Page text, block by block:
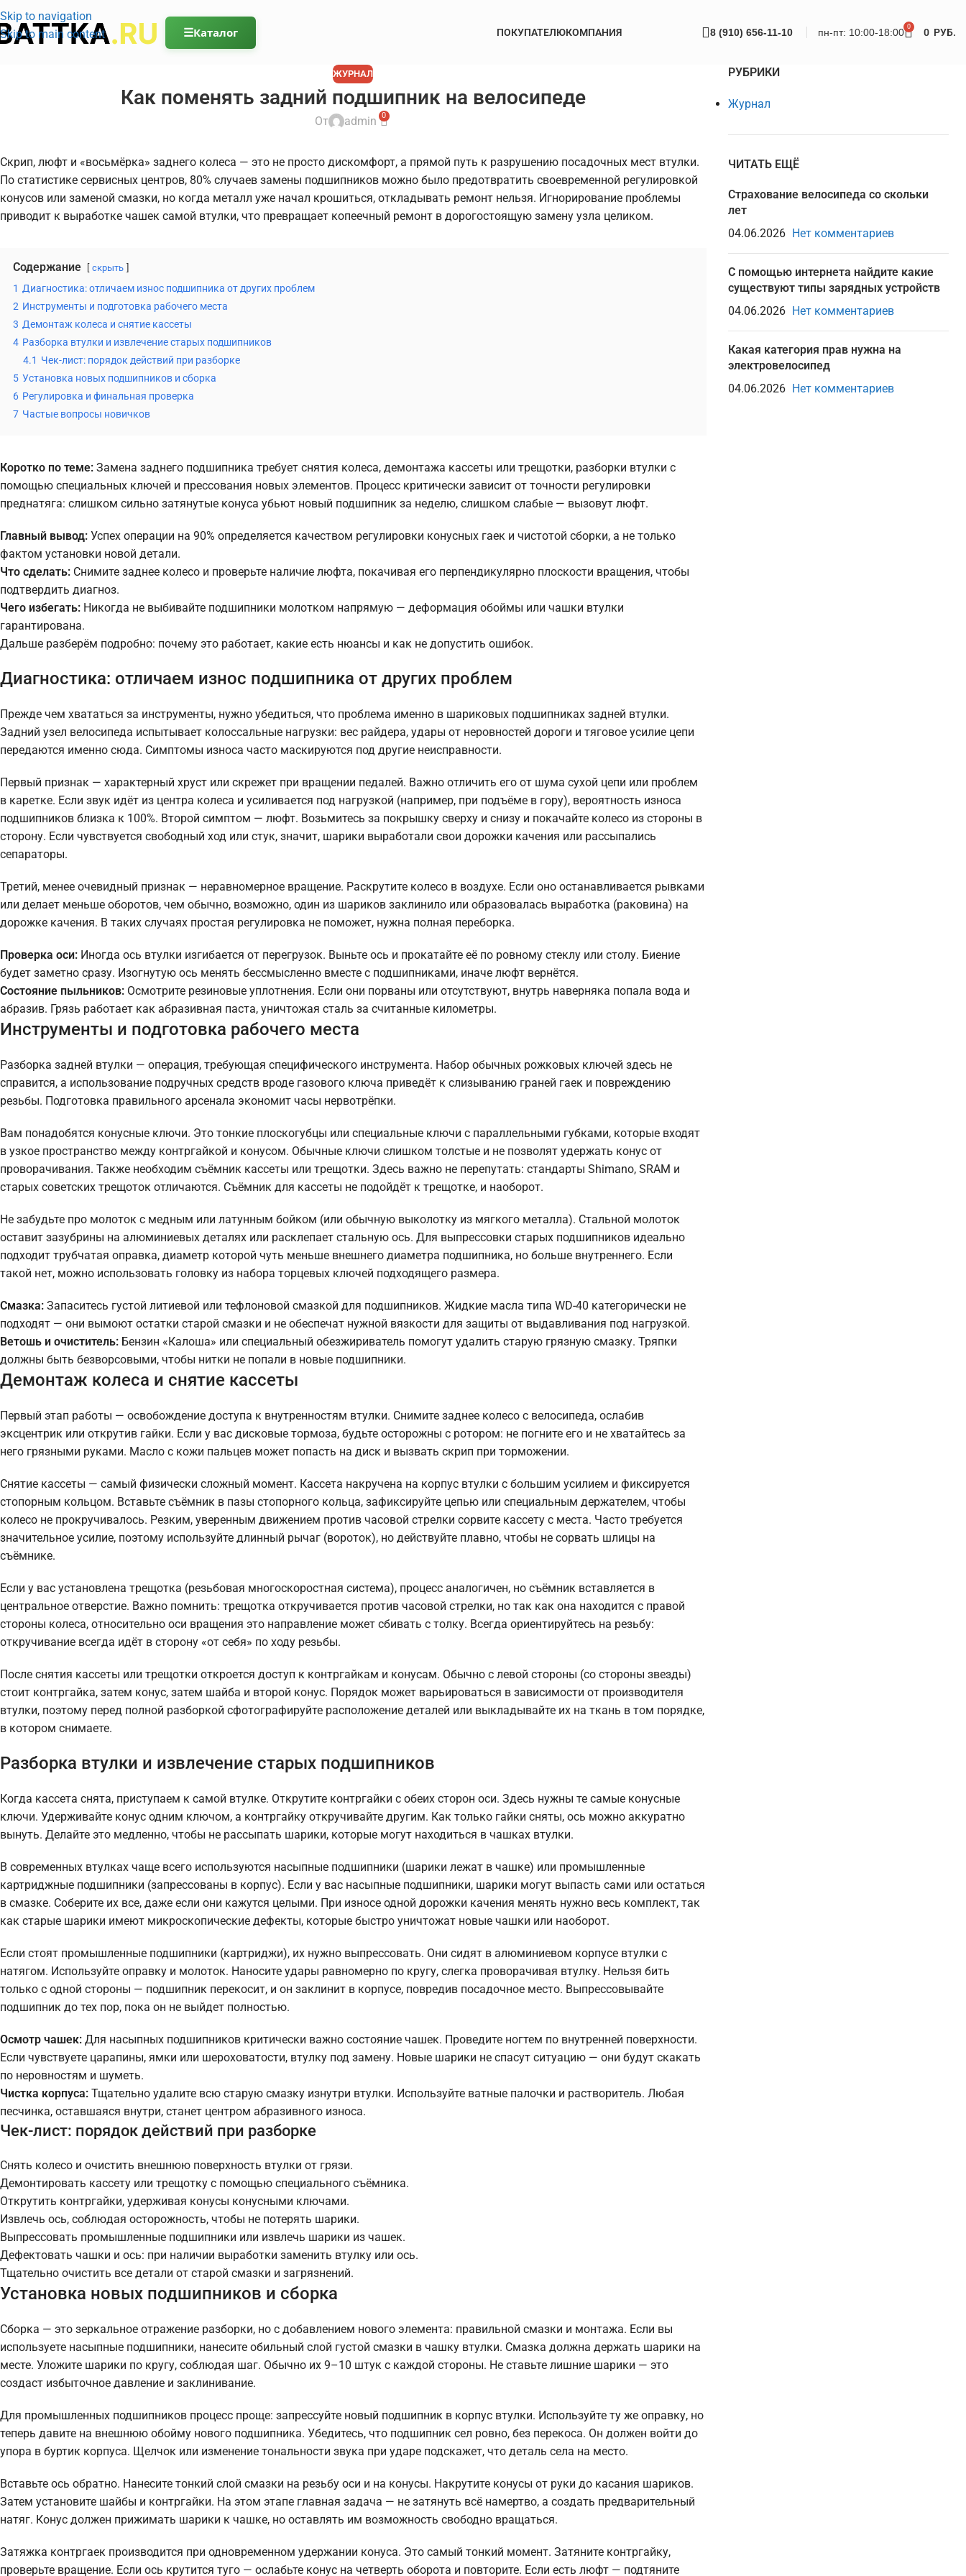
Skip to navigation
Skip to main content
☰Каталог ПОКУПАТЕЛЮКОМПАНИЯ 8 (910) 656-11-10 пн-пт: 10:00-18:00 0 0 РУБ.
ЖУРНАЛ
Как поменять задний подшипник на велосипеде
От admin 0
Скрип, люфт и «восьмёрка» заднего колеса — это не просто дискомфорт, а прямой путь к разрушению посадочных мест втулки.
По статистике сервисных центров, 80% случаев замены подшипников можно было предотвратить своевременной регулировкой
конусов или заменой смазки, но когда металл уже начал крошиться, откладывать ремонт нельзя. Игнорирование проблемы
приводит к выработке чашек самой втулки, что превращает копеечный ремонт в дорогостоящую замену узла целиком.
Содержание скрыть
1 Диагностика: отличаем износ подшипника от других проблем
2 Инструменты и подготовка рабочего места
3 Демонтаж колеса и снятие кассеты
4 Разборка втулки и извлечение старых подшипников
4.1 Чек-лист: порядок действий при разборке
5 Установка новых подшипников и сборка
6 Регулировка и финальная проверка
7 Частые вопросы новичков
Коротко по теме: Замена заднего подшипника требует снятия колеса, демонтажа кассеты или трещотки, разборки втулки с
помощью специальных ключей и прессования новых элементов. Процесс критически зависит от точности регулировки
преднатяга: слишком сильно затянутые конуса убьют новый подшипник за неделю, слишком слабые — вызовут люфт.
Главный вывод: Успех операции на 90% определяется качеством регулировки конусных гаек и чистотой сборки, а не только
фактом установки новой детали.
Что сделать: Снимите заднее колесо и проверьте наличие люфта, покачивая его перпендикулярно плоскости вращения, чтобы
подтвердить диагноз.
Чего избегать: Никогда не выбивайте подшипники молотком напрямую — деформация обоймы или чашки втулки
гарантирована.
Дальше разберём подробно: почему это работает, какие есть нюансы и как не допустить ошибок.
Диагностика: отличаем износ подшипника от других проблем
Прежде чем хвататься за инструменты, нужно убедиться, что проблема именно в шариковых подшипниках задней втулки.
Задний узел велосипеда испытывает колоссальные нагрузки: вес райдера, удары от неровностей дороги и тяговое усилие цепи
передаются именно сюда. Симптомы износа часто маскируются под другие неисправности.
Первый признак — характерный хруст или скрежет при вращении педалей. Важно отличить его от шума сухой цепи или проблем
в каретке. Если звук идёт из центра колеса и усиливается под нагрузкой (например, при подъёме в гору), вероятность износа
подшипников близка к 100%. Второй симптом — люфт. Возьмитесь за покрышку сверху и снизу и покачайте колесо из стороны в
сторону. Если чувствуется свободный ход или стук, значит, шарики выработали свои дорожки качения или рассыпались
сепараторы.
Третий, менее очевидный признак — неравномерное вращение. Раскрутите колесо в воздухе. Если оно останавливается рывками
или делает меньше оборотов, чем обычно, возможно, один из шариков заклинило или образовалась выработка (раковина) на
дорожке качения. В таких случаях простая регулировка не поможет, нужна полная переборка.
Проверка оси: Иногда ось втулки изгибается от перегрузок. Выньте ось и прокатайте её по ровному стеклу или столу. Биение
будет заметно сразу. Изогнутую ось менять бессмысленно вместе с подшипниками, иначе люфт вернётся.
Состояние пыльников: Осмотрите резиновые уплотнения. Если они порваны или отсутствуют, внутрь наверняка попала вода и
абразив. Грязь работает как абразивная паста, уничтожая сталь за считанные километры.
Инструменты и подготовка рабочего места
Разборка задней втулки — операция, требующая специфического инструмента. Набор обычных рожковых ключей здесь не
справится, а использование подручных средств вроде газового ключа приведёт к слизыванию граней гаек и повреждению
резьбы. Подготовка правильного арсенала экономит часы нервотрёпки.
Вам понадобятся конусные ключи. Это тонкие плоскогубцы или специальные ключи с параллельными губками, которые входят
в узкое пространство между контргайкой и конусом. Обычные ключи слишком толстые и не позволят удержать конус от
проворачивания. Также необходим съёмник кассеты или трещотки. Здесь важно не перепутать: стандарты Shimano, SRAM и
старых советских трещоток отличаются. Съёмник для кассеты не подойдёт к трещотке, и наоборот.
Не забудьте про молоток с медным или латунным бойком (или обычную выколотку из мягкого металла). Стальной молоток
оставит зазубрины на алюминиевых деталях или расклепает стальную ось. Для выпрессовки старых подшипников идеально
подходит трубчатая оправка, диаметр которой чуть меньше внешнего диаметра подшипника, но больше внутреннего. Если
такой нет, можно использовать головку из набора торцевых ключей подходящего размера.
Смазка: Запаситесь густой литиевой или тефлоновой смазкой для подшипников. Жидкие масла типа WD-40 категорически не
подходят — они вымоют остатки старой смазки и не обеспечат нужной вязкости для защиты от выдавливания под нагрузкой.
Ветошь и очиститель: Бензин «Калоша» или специальный обезжириватель помогут удалить старую грязную смазку. Тряпки
должны быть безворсовыми, чтобы нитки не попали в новые подшипники.
Демонтаж колеса и снятие кассеты
Первый этап работы — освобождение доступа к внутренностям втулки. Снимите заднее колесо с велосипеда, ослабив
эксцентрик или открутив гайки. Если у вас дисковые тормоза, будьте осторожны с ротором: не погните его и не хватайтесь за
него грязными руками. Масло с кожи пальцев может попасть на диск и вызвать скрип при торможении.
Снятие кассеты — самый физически сложный момент. Кассета накручена на корпус втулки с большим усилием и фиксируется
стопорным кольцом. Вставьте съёмник в пазы стопорного кольца, зафиксируйте цепью или специальным держателем, чтобы
колесо не прокручивалось. Резким, уверенным движением против часовой стрелки сорвите кассету с места. Часто требуется
значительное усилие, поэтому используйте длинный рычаг (вороток), но действуйте плавно, чтобы не сорвать шлицы на
съёмнике.
Если у вас установлена трещотка (резьбовая многоскоростная система), процесс аналогичен, но съёмник вставляется в
центральное отверстие. Важно помнить: трещотка откручивается против часовой стрелки, но так как она находится с правой
стороны колеса, относительно оси вращения это направление может сбивать с толку. Всегда ориентируйтесь на резьбу:
откручивание всегда идёт в сторону «от себя» по ходу резьбы.
После снятия кассеты или трещотки откроется доступ к контргайкам и конусам. Обычно с левой стороны (со стороны звезды)
стоит контргайка, затем конус, затем шайба и второй конус. Порядок может варьироваться в зависимости от производителя
втулки, поэтому перед полной разборкой сфотографируйте расположение деталей или выкладывайте их на ткань в том порядке,
в котором снимаете.
Разборка втулки и извлечение старых подшипников
Когда кассета снята, приступаем к самой втулке. Открутите контргайки с обеих сторон оси. Здесь нужны те самые конусные
ключи. Удерживайте конус одним ключом, а контргайку откручивайте другим. Как только гайки сняты, ось можно аккуратно
вынуть. Делайте это медленно, чтобы не рассыпать шарики, которые могут находиться в чашках втулки.
В современных втулках чаще всего используются насыпные подшипники (шарики лежат в чашке) или промышленные
картриджные подшипники (запрессованы в корпус). Если у вас насыпные подшипники, шарики могут выпасть сами или остаться
в смазке. Соберите их все, даже если они кажутся целыми. При износе одной дорожки качения менять нужно весь комплект, так
как старые шарики имеют микроскопические дефекты, которые быстро уничтожат новые чашки или наоборот.
Если стоят промышленные подшипники (картриджи), их нужно выпрессовать. Они сидят в алюминиевом корпусе втулки с
натягом. Используйте оправку и молоток. Наносите удары равномерно по кругу, слегка проворачивая втулку. Нельзя бить
только с одной стороны — подшипник перекосит, и он заклинит в корпусе, повредив посадочное место. Выпрессовывайте
подшипник до тех пор, пока он не выйдет полностью.
Осмотр чашек: Для насыпных подшипников критически важно состояние чашек. Проведите ногтем по внутренней поверхности.
Если чувствуете царапины, ямки или шероховатости, втулку под замену. Новые шарики не спасут ситуацию — они будут скакать
по неровностям и шуметь.
Чистка корпуса: Тщательно удалите всю старую смазку изнутри втулки. Используйте ватные палочки и растворитель. Любая
песчинка, оставшаяся внутри, станет центром абразивного износа.
Чек-лист: порядок действий при разборке
Снять колесо и очистить внешнюю поверхность втулки от грязи.
Демонтировать кассету или трещотку с помощью специального съёмника.
Открутить контргайки, удерживая конусы конусными ключами.
Извлечь ось, соблюдая осторожность, чтобы не потерять шарики.
Выпрессовать промышленные подшипники или извлечь шарики из чашек.
Дефектовать чашки и ось: при наличии выработки заменить втулку или ось.
Тщательно очистить все детали от старой смазки и загрязнений.
Установка новых подшипников и сборка
Сборка — это зеркальное отражение разборки, но с добавлением нового элемента: правильной смазки и монтажа. Если вы
используете насыпные подшипники, нанесите обильный слой густой смазки в чашку втулки. Смазка должна держать шарики на
месте. Уложите шарики по кругу, соблюдая шаг. Обычно их 9–10 штук с каждой стороны. Не ставьте лишние шарики — это
создаст избыточное давление и заклинивание.
Для промышленных подшипников процесс проще: запрессуйте новый подшипник в корпус втулки. Используйте ту же оправку, но
теперь давите на внешнюю обойму нового подшипника. Убедитесь, что подшипник сел ровно, без перекоса. Он должен войти до
упора в буртик корпуса. Щелчок или изменение тональности звука при ударе подскажет, что деталь села на место.
Вставьте ось обратно. Нанесите тонкий слой смазки на резьбу оси и на конусы. Накрутите конусы от руки до касания шариков.
Затем установите шайбы и контргайки. На этом этапе главная задача — не затянуть всё намертво, а создать предварительный
натяг. Конус должен прижимать шарики к чашке, но оставлять им возможность свободно вращаться.
Затяжка контргаек производится при одновременном удержании конуса. Это самый тонкий момент. Затяните контргайку,
проверьте вращение. Если ось крутится туго — ослабьте конус на четверть оборота и повторите. Если есть люфт — подтяните
РУБРИКИ
Журнал
ЧИТАТЬ ЕЩЁ
Страхование велосипеда со скольки
лет
04.06.2026 Нет комментариев
С помощью интернета найдите какие
существуют типы зарядных устройств
04.06.2026 Нет комментариев
Какая категория прав нужна на
электровелосипед
04.06.2026 Нет комментариев